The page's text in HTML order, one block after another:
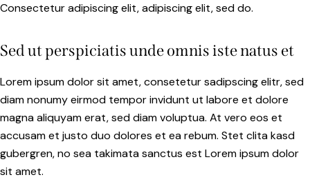
Consectetur adipiscing elit, adipiscing elit, sed do.
Sed ut perspiciatis unde omnis iste natus et
Lorem ipsum dolor sit amet, consetetur sadipscing elitr, sed
diam nonumy eirmod tempor invidunt ut labore et dolore
magna aliquyam erat, sed diam voluptua. At vero eos et
accusam et justo duo dolores et ea rebum. Stet clita kasd
gubergren, no sea takimata sanctus est Lorem ipsum dolor
sit amet.